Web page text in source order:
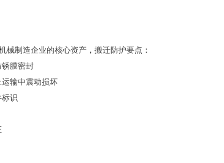
械制造企业的核心资产，搬迁防护要点：
膜密封
输中震动损坏
识